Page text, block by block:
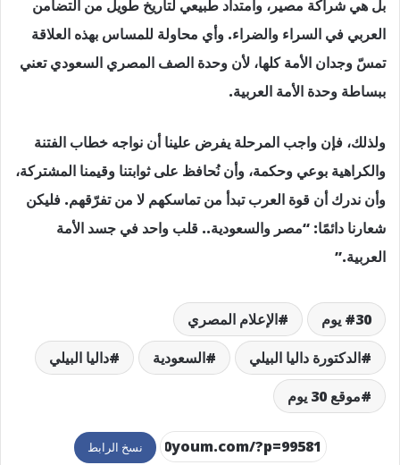
بل هي شراكة مصير، وامتداد طبيعي لتاريخ طويل من التضامن
العربي في السراء والضراء. وأي محاولة للمساس بهذه العلاقة
تمسّ وجدان الأمة كلها، لأن وحدة الصف المصري السعودي تعني
ببساطة وحدة الأمة العربية.
ولذلك، فإن واجب المرحلة يفرض علينا أن نواجه خطاب الفتنة
والكراهية بوعي وحكمة، وأن نُحافظ على ثوابتنا وقيمنا المشتركة،
وأن ندرك أن قوة العرب تبدأ من تماسكهم لا من تفرّقهم. فليكن
شعارنا دائمًا: “مصر والسعودية.. قلب واحد في جسد الأمة
العربية.”
30 يوم
الإعلام المصري
الدكتورة داليا البيلي
السعودية
داليا البيلي
موقع 30 يوم
نسخ الرابط